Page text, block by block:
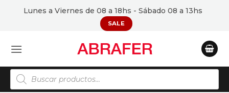
Lunes a Viernes de 08 a 18hs - Sábado 08 a 13hs
SALE
Búsqueda
de
productos